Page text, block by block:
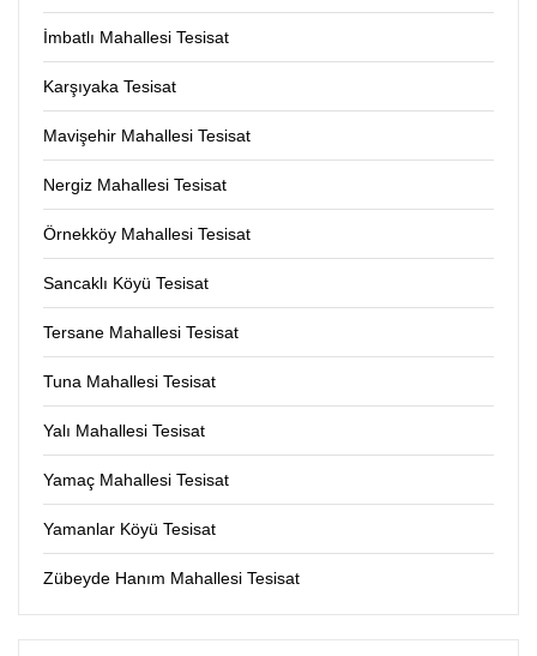
İmbatlı Mahallesi Tesisat
Karşıyaka Tesisat
Mavişehir Mahallesi Tesisat
Nergiz Mahallesi Tesisat
Örnekköy Mahallesi Tesisat
Sancaklı Köyü Tesisat
Tersane Mahallesi Tesisat
Tuna Mahallesi Tesisat
Yalı Mahallesi Tesisat
Yamaç Mahallesi Tesisat
Yamanlar Köyü Tesisat
Zübeyde Hanım Mahallesi Tesisat